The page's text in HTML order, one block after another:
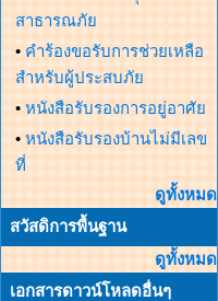
สาธารณภัย
• คำร้องขอรับการช่วยเหลือ
สำหรับผู้ประสบภัย
• หนังสือรับรองการอยู่อาศัย
• หนังสือรับรองบ้านไม่มีเลข
ที่
ดูทั้งหมด
สวัสดิการพื้นฐาน
ดูทั้งหมด
เอกสารดาวน์โหลดอื่นๆ